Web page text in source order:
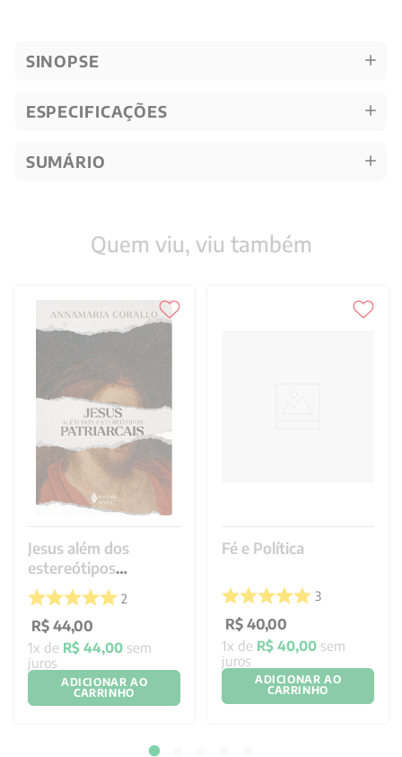
SINOPSE
ESPECIFICAÇÕES
SUMÁRIO
Quem viu, viu também
Jesus além dos
estereótipos
patriarcais
2
R$ 44,00
1x de R$ 44,00 sem
juros
ADICIONAR AO
CARRINHO
Fé e Política
3
R$ 40,00
1x de R$ 40,00 sem
juros
ADICIONAR AO
CARRINHO